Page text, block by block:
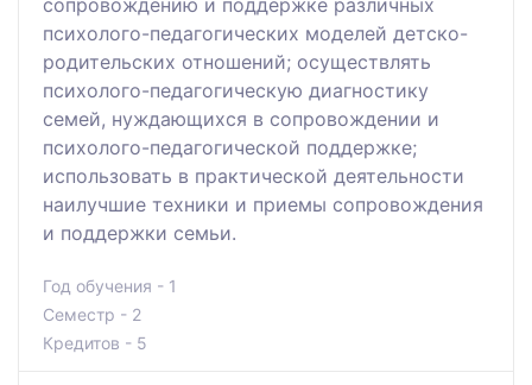
психолого-педагогических моделей детско-
родительских отношений; осуществлять
психолого-педагогическую диагностику
семей, нуждающихся в сопровождении и
психолого-педагогической поддержке;
использовать в практической деятельности
наилучшие техники и приемы сопровождения
и поддержки семьи.
Год обучения - 1
Семестр - 2
Кредитов - 5